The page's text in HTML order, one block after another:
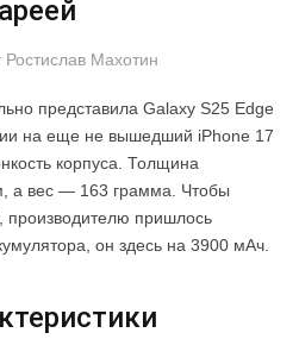
Ростислав Махотин
представила Galaxy S25 Edge
на еще не вышедший iPhone 17
корпуса. Толщина
а вес — 163 грамма. Чтобы
производителю пришлось
он здесь на 3900 мАч.